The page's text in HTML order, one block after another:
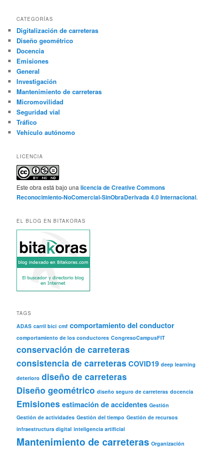
CATEGORÍAS
Digitalización de carreteras
Diseño geométrico
Docencia
Emisiones
General
Investigación
Mantenimiento de carreteras
Micromovilidad
Seguridad vial
Tráfico
Vehículo autónomo
LICENCIA
Este obra está bajo unalicencia de Creative Commons
Reconocimiento-NoComercial-SinObraDerivada 4.0 Internacional.
EL BLOG EN BITAKORAS
TAGS
ADAS carril bici cmf comportamiento del conductor
comportamiento de los conductores CongresoCampusFIT
conservación de carreteras
consistencia de carreteras COVID19 deep learning
deterioro diseño de carreteras
Diseño geométrico diseño seguro de carreteras docencia
Emisiones estimación de accidentes Gestión
Gestión de actividades Gestión del tiempo Gestión de recursos
infraestructura digital inteligencia artificial
Mantenimiento de carreteras Organización